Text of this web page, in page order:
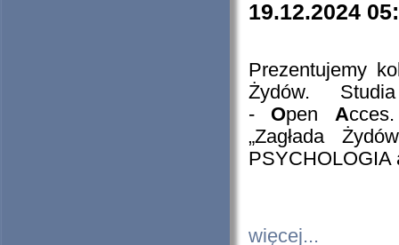
19.12.2024
Prezentujemy
Żydów.
- Open A
„Zagłada
PSYCHOLOGIA
więcej...